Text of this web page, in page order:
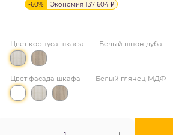
-60% Экономия 137 604 ₽
Цвет корпуса шкафа — Белый шпон дуба
Цвет фасада шкафа — Белый глянец МДФ